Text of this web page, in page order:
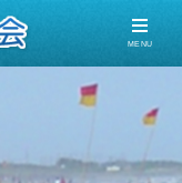
MENU